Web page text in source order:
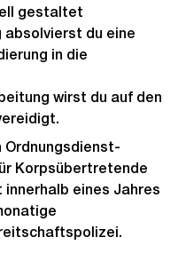
gestaltet
absolvierst du eine
in die
wirst du auf den
Ordnungsdienst-
Korpsübertretende
eines Jahres